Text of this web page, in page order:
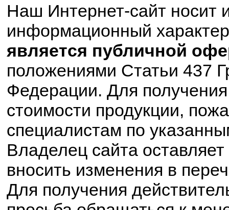
Наш Интернет-сайт носит
информационный
является публичной
положениями Статьи 437
Федерации. Для
стоимости продукции,
специалистам по
Владелец сайта
вносить изменения в
Для получения